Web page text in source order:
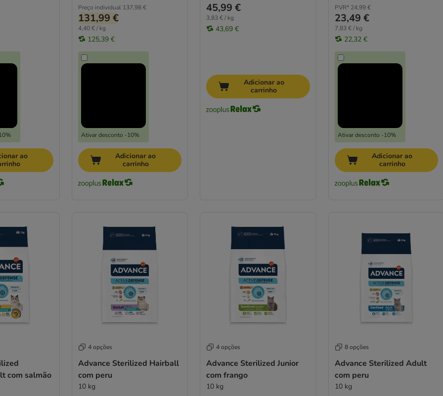
ao
Preço individual 137,98 €
131,99 €
4,40 € / kg
125,39 €
Ativar desconto -10%
Adicionar ao
carrinho
45,99 €
3,83 € / kg
43,69 €
Adicionar ao
carrinho
PVR* 24,99 €
23,49 €
7,83 € / kg
22,32 €
Ativar desconto -10%
Adicionar ao
carrinho
com salmão
4 opções
Advance Sterilized Hairball
com peru
10 kg
4 opções
Advance Sterilized Junior
com frango
10 kg
8 opções
Advance Sterilized Adult
com peru
10 kg